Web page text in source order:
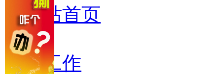
网站首页
找工作